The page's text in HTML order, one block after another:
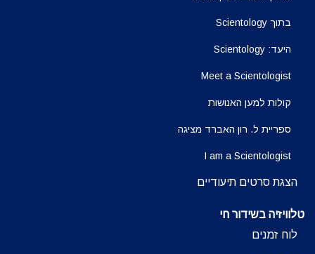
בתוך Scientology
היעד: Scientology
Meet a Scientologist
קולות למען האנושות
ספריית ל. רון האברד מציגה
I am a Scientologist
הצגת סרטים תיעודיים
טלוויזיה בשידור חי
לוח זמנים